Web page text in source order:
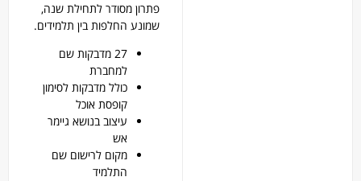
פתרון מסודר לתחילת שנה,
שמונע החלפות בין תלמידים.
27 מדבקות שם
למחברת
כולל מדבקות לסימון
קופסת אוכל
עיצוב בנושא גיימר
אש
מקום לרישום שם
התלמיד